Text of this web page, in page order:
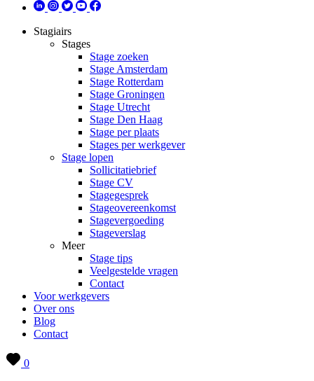
Stagiairs
Stages
Stage zoeken
Stage Amsterdam
Stage Rotterdam
Stage Groningen
Stage Utrecht
Stage Den Haag
Stage per plaats
Stages per werkgever
Stage lopen
Sollicitatiebrief
Stage CV
Stagegesprek
Stageovereenkomst
Stagevergoeding
Stageverslag
Meer
Stage tips
Veelgestelde vragen
Contact
Voor werkgevers
Over ons
Blog
Contact
0